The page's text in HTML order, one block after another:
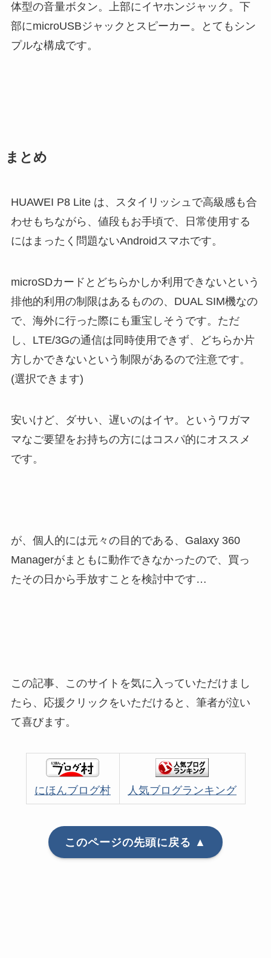
体型の音量ボタン。上部にイヤホンジャック。下
部にmicroUSBジャックとスピーカー。とてもシン
プルな構成です。
まとめ
HUAWEI P8 Lite は、スタイリッシュで高級感も合
わせもちながら、値段もお手頃で、日常使用する
にはまったく問題ないAndroidスマホです。
microSDカードとどちらかしか利用できないという
排他的利用の制限はあるものの、DUAL SIM機なの
で、海外に行った際にも重宝しそうです。ただ
し、LTE/3Gの通信は同時使用できず、どちらか片
方しかできないという制限があるので注意です。
(選択できます)
安いけど、ダサい、遅いのはイヤ。というワガマ
マなご要望をお持ちの方にはコスパ的にオススメ
です。
が、個人的には元々の目的である、Galaxy 360
Managerがまともに動作できなかったので、買っ
たその日から手放すことを検討中です…
この記事、このサイトを気に入っていただけまし
たら、応援クリックをいただけると、筆者が泣い
て喜びます。
にほんブログ村 人気ブログランキング
このページの先頭に戻る ▲